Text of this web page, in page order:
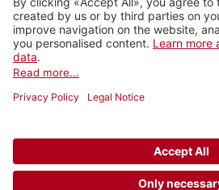
René Wohlhauser
2005Composition, Vocal music
Duo Simolka-Wohlhauser